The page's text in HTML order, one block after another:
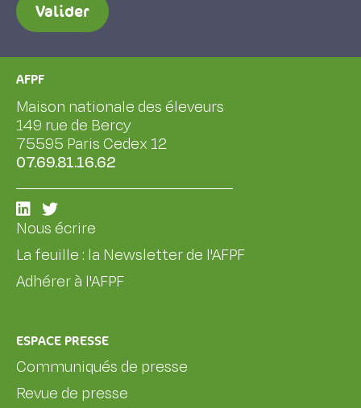
Valider
AFPF
Maison nationale des éleveurs
149 rue de Bercy
75595 Paris Cedex 12
07.69.81.16.62
Nous écrire
La feuille : la Newsletter de l'AFPF
Adhérer à l'AFPF
ESPACE PRESSE
Communiqués de presse
Revue de presse